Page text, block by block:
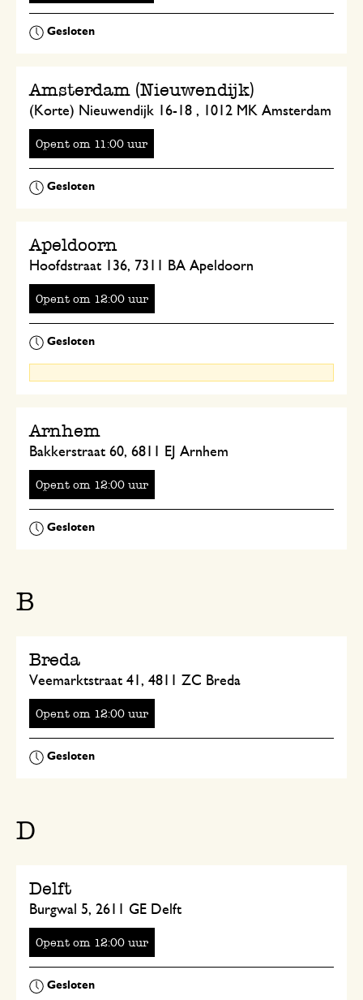
Opent om uur
Amsterdam (Nieuwendijk)
(Korte) Nieuwendijk 16-18 , 1012 MK Amsterdam
Opent om uur
Apeldoorn
Hoofdstraat 136, 7311 BA Apeldoorn
Opent om uur
Arnhem
Bakkerstraat 60, 6811 EJ Arnhem
B
Opent om uur
Breda
Veemarktstraat 41, 4811 ZC Breda
D
Opent om uur
Delft
Burgwal 5, 2611 GE Delft